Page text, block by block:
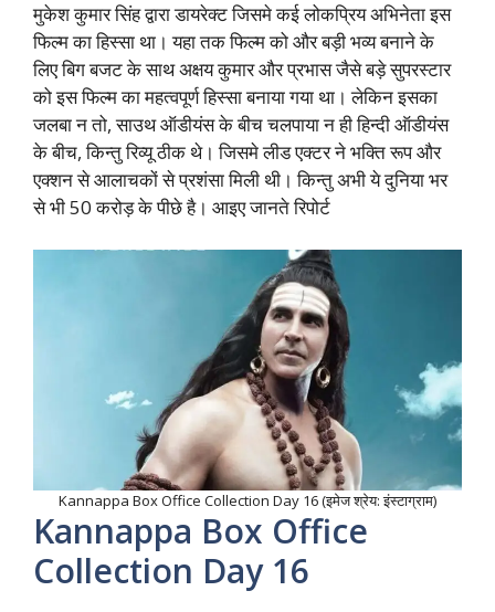
मुकेश कुमार सिंह द्वारा डायरेक्ट जिसमे कई लोकप्रिय अभिनेता इस
फिल्म का हिस्सा था। यहा तक फिल्म को और बड़ी भव्य बनाने के
लिए बिग बजट के साथ अक्षय कुमार और प्रभास जैसे बड़े सुपरस्टार
को इस फिल्म का महत्वपूर्ण हिस्सा बनाया गया था। लेकिन इसका
जलबा न तो, साउथ ऑडीयंस के बीच चलपाया न ही हिन्दी ऑडीयंस
के बीच, किन्तु रिव्यू ठीक थे। जिसमे लीड एक्टर ने भक्ति रूप और
एक्शन से आलाचकों से प्रशंसा मिली थी। किन्तु अभी ये दुनिया भर
से भी 50 करोड़ के पीछे है। आइए जानते रिपोर्ट
Kannappa Box Office Collection Day 16 (इमेज श्रेय: इंस्टाग्राम)
Kannappa Box Office
Collection Day 16